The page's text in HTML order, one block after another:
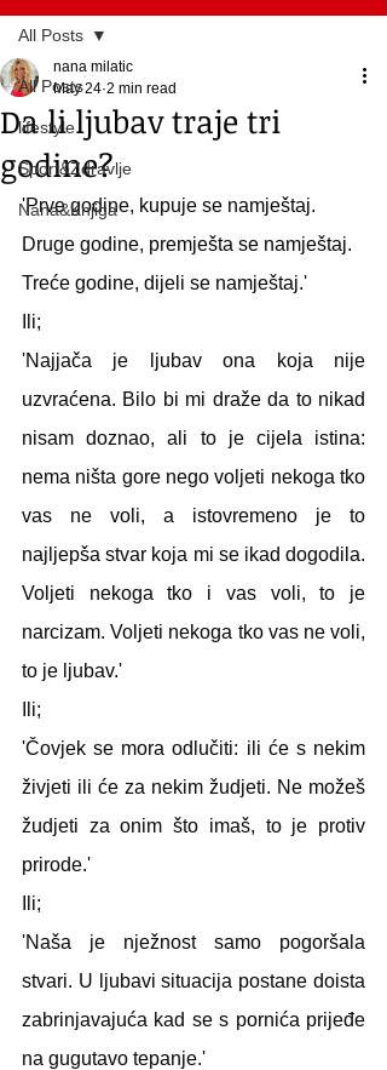
All Posts
lifestyle
Sport&Zdravlje
Nana&Knjiga
All Posts
Da li ljubav traje tri
godine?
nana milatic
May 24 2 min read
'Prve godine, kupuje se namještaj.
Druge godine, premješta se namještaj.
Treće godine, dijeli se namještaj.'
Ili;
'Najjača je ljubav ona koja nije
uzvraćena. Bilo bi mi draže da to nikad
nisam doznao, ali to je cijela istina:
nema ništa gore nego voljeti nekoga tko
vas ne voli, a istovremeno je to
najljepša stvar koja mi se ikad dogodila.
Voljeti nekoga tko i vas voli, to je
narcizam. Voljeti nekoga tko vas ne voli,
to je ljubav.'
Ili;
'Čovjek se mora odlučiti: ili će s nekim
živjeti ili će za nekim žudjeti. Ne možeš
žudjeti za onim što imaš, to je protiv
prirode.'
Ili;
'Naša je nježnost samo pogoršala
stvari. U ljubavi situacija postane doista
zabrinjavajuća kad se s pornića prijeđe
na gugutavo tepanje.'